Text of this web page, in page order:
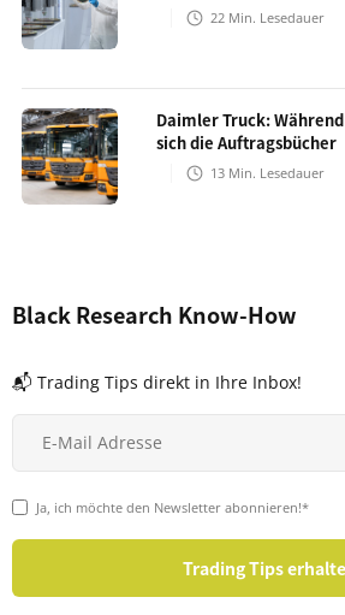
22 Min. Lesedauer
Daimler Truck:
sich die Auftragsbücher
13 Min. Lesedauer
Black Research Know-How
📬 Trading Tips direkt in Ihre Inbox!
Ja, ich möchte den Newsletter abonnieren!*